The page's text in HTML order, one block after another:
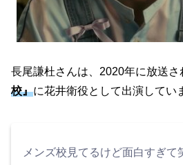
長尾謙杜さんは、2020年に放送さ
校』に花井衛役として出演してい
メンズ校見てるけど面白すぎて